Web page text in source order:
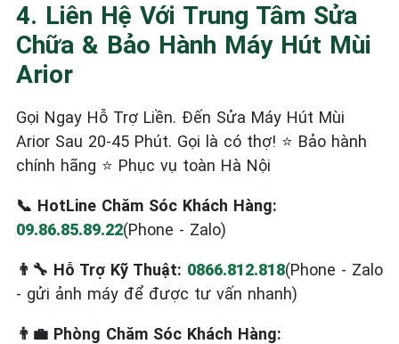
4. Liên Hệ Với Trung Tâm Sửa
Chữa & Bảo Hành Máy Hút Mùi
Arior
Gọi Ngay Hỗ Trợ Liền. Đến Sửa Máy Hút Mùi
Arior Sau 20-45 Phút. Gọi là có thợ! ⭐ Bảo hành
chính hãng ⭐ Phục vụ toàn Hà Nội
📞 HotLine Chăm Sóc Khách Hàng:
09.86.85.89.22(Phone - Zalo)
👨‍🔧 Hỗ Trợ Kỹ Thuật: 0866.812.818(Phone - Zalo
- gửi ảnh máy để được tư vấn nhanh)
👨‍💼 Phòng Chăm Sóc Khách Hàng: